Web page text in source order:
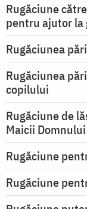
Rugăciune
pentru ajutor
Rugăciunea
Rugăciunea
copilului
Rugăciune de
Maicii Domnului
Rugăciune
Rugăciune